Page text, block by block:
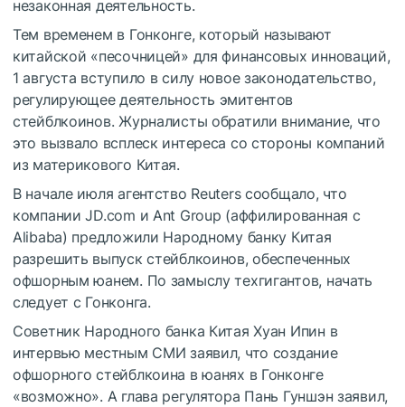
незаконная деятельность.
Тем временем в Гонконге, который называют
китайской «песочницей» для финансовых инноваций,
1 августа вступило в силу новое законодательство,
регулирующее деятельность эмитентов
стейблкоинов. Журналисты обратили внимание, что
это вызвало всплеск интереса со стороны компаний
из материкового Китая.
В начале июля агентство Reuters сообщало, что
компании JD.соm и Ant Group (аффилированная с
Alibaba) предложили Народному банку Китая
разрешить выпуск стейблкоинов, обеспеченных
офшорным юанем. По замыслу техгигантов, начать
следует с Гонконга.
Советник Народного банка Китая Хуан Ипин в
интервью местным СМИ заявил, что создание
офшорного стейблкоина в юанях в Гонконге
«возможно». А глава регулятора Пань Гуншэн заявил,